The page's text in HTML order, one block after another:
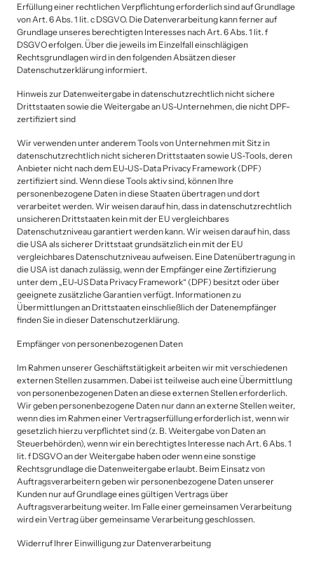
Erfüllung einer rechtlichen Verpflichtung erforderlich sind auf Grundlage
von Art. 6 Abs. 1 lit. c DSGVO. Die Datenverarbeitung kann ferner auf
Grundlage unseres berechtigten Interesses nach Art. 6 Abs. 1 lit. f
DSGVO erfolgen. Über die jeweils im Einzelfall einschlägigen
Rechtsgrundlagen wird in den folgenden Absätzen dieser
Datenschutzerklärung informiert.
Hinweis zur Datenweitergabe in datenschutzrechtlich nicht sichere
Drittstaaten sowie die Weitergabe an US-Unternehmen, die nicht DPF-
zertifiziert sind
Wir verwenden unter anderem Tools von Unternehmen mit Sitz in
datenschutzrechtlich nicht sicheren Drittstaaten sowie US-Tools, deren
Anbieter nicht nach dem EU-US-Data Privacy Framework (DPF)
zertifiziert sind. Wenn diese Tools aktiv sind, können Ihre
personenbezogene Daten in diese Staaten übertragen und dort
verarbeitet werden. Wir weisen darauf hin, dass in datenschutzrechtlich
unsicheren Drittstaaten kein mit der EU vergleichbares
Datenschutzniveau garantiert werden kann. Wir weisen darauf hin, dass
die USA als sicherer Drittstaat grundsätzlich ein mit der EU
vergleichbares Datenschutzniveau aufweisen. Eine Datenübertragung in
die USA ist danach zulässig, wenn der Empfänger eine Zertifizierung
unter dem „EU-US Data Privacy Framework“ (DPF) besitzt oder über
geeignete zusätzliche Garantien verfügt. Informationen zu
Übermittlungen an Drittstaaten einschließlich der Datenempfänger
finden Sie in dieser Datenschutzerklärung.
Empfänger von personenbezogenen Daten
Im Rahmen unserer Geschäftstätigkeit arbeiten wir mit verschiedenen
externen Stellen zusammen. Dabei ist teilweise auch eine Übermittlung
von personenbezogenen Daten an diese externen Stellen erforderlich.
Wir geben personenbezogene Daten nur dann an externe Stellen weiter,
wenn dies im Rahmen einer Vertragserfüllung erforderlich ist, wenn wir
gesetzlich hierzu verpflichtet sind (z. B. Weitergabe von Daten an
Steuerbehörden), wenn wir ein berechtigtes Interesse nach Art. 6 Abs. 1
lit. f DSGVO an der Weitergabe haben oder wenn eine sonstige
Rechtsgrundlage die Datenweitergabe erlaubt. Beim Einsatz von
Auftragsverarbeitern geben wir personenbezogene Daten unserer
Kunden nur auf Grundlage eines gültigen Vertrags über
Auftragsverarbeitung weiter. Im Falle einer gemeinsamen Verarbeitung
wird ein Vertrag über gemeinsame Verarbeitung geschlossen.
Widerruf Ihrer Einwilligung zur Datenverarbeitung